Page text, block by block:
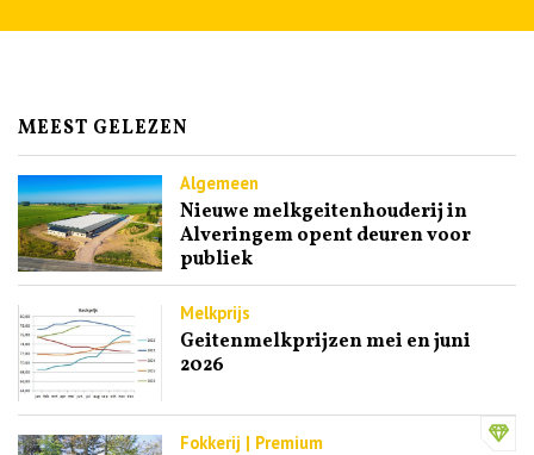
MEEST GELEZEN
Algemeen
Nieuwe melkgeitenhouderij in
Alveringem opent deuren voor
publiek
Melkprijs
Geitenmelkprijzen mei en juni
2026
Fokkerij | Premium